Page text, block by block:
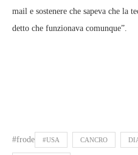
mail e sostenere che sapeva che la
detto che funzionava comunque”.
#frode #USA CANCRO